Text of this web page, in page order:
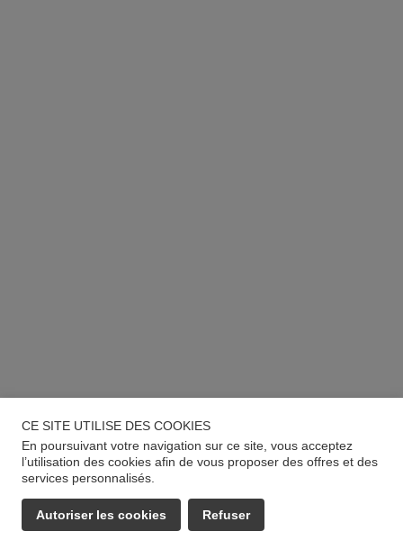
CE SITE UTILISE DES COOKIES
En poursuivant votre navigation sur ce site, vous acceptez
l’utilisation des cookies afin de vous proposer des offres et des
services personnalisés.
Autoriser les cookies Refuser